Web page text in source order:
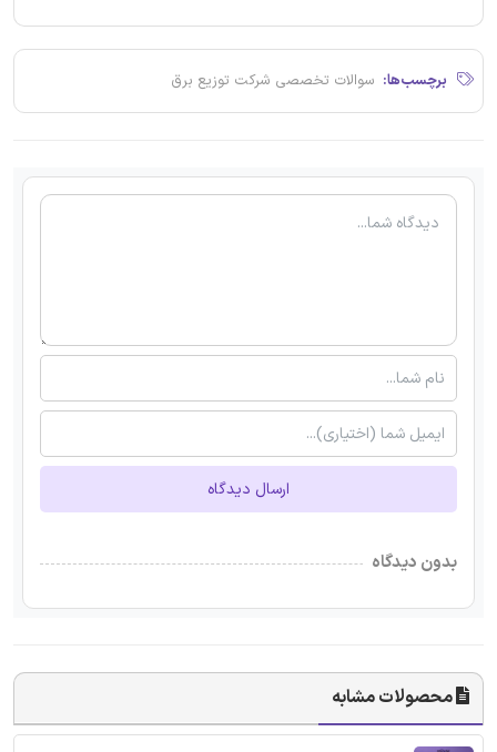
برچسب‌ها: سوالات تخصصی شرکت توزیع برق
ارسال دیدگاه
بدون دیدگاه
محصولات مشابه